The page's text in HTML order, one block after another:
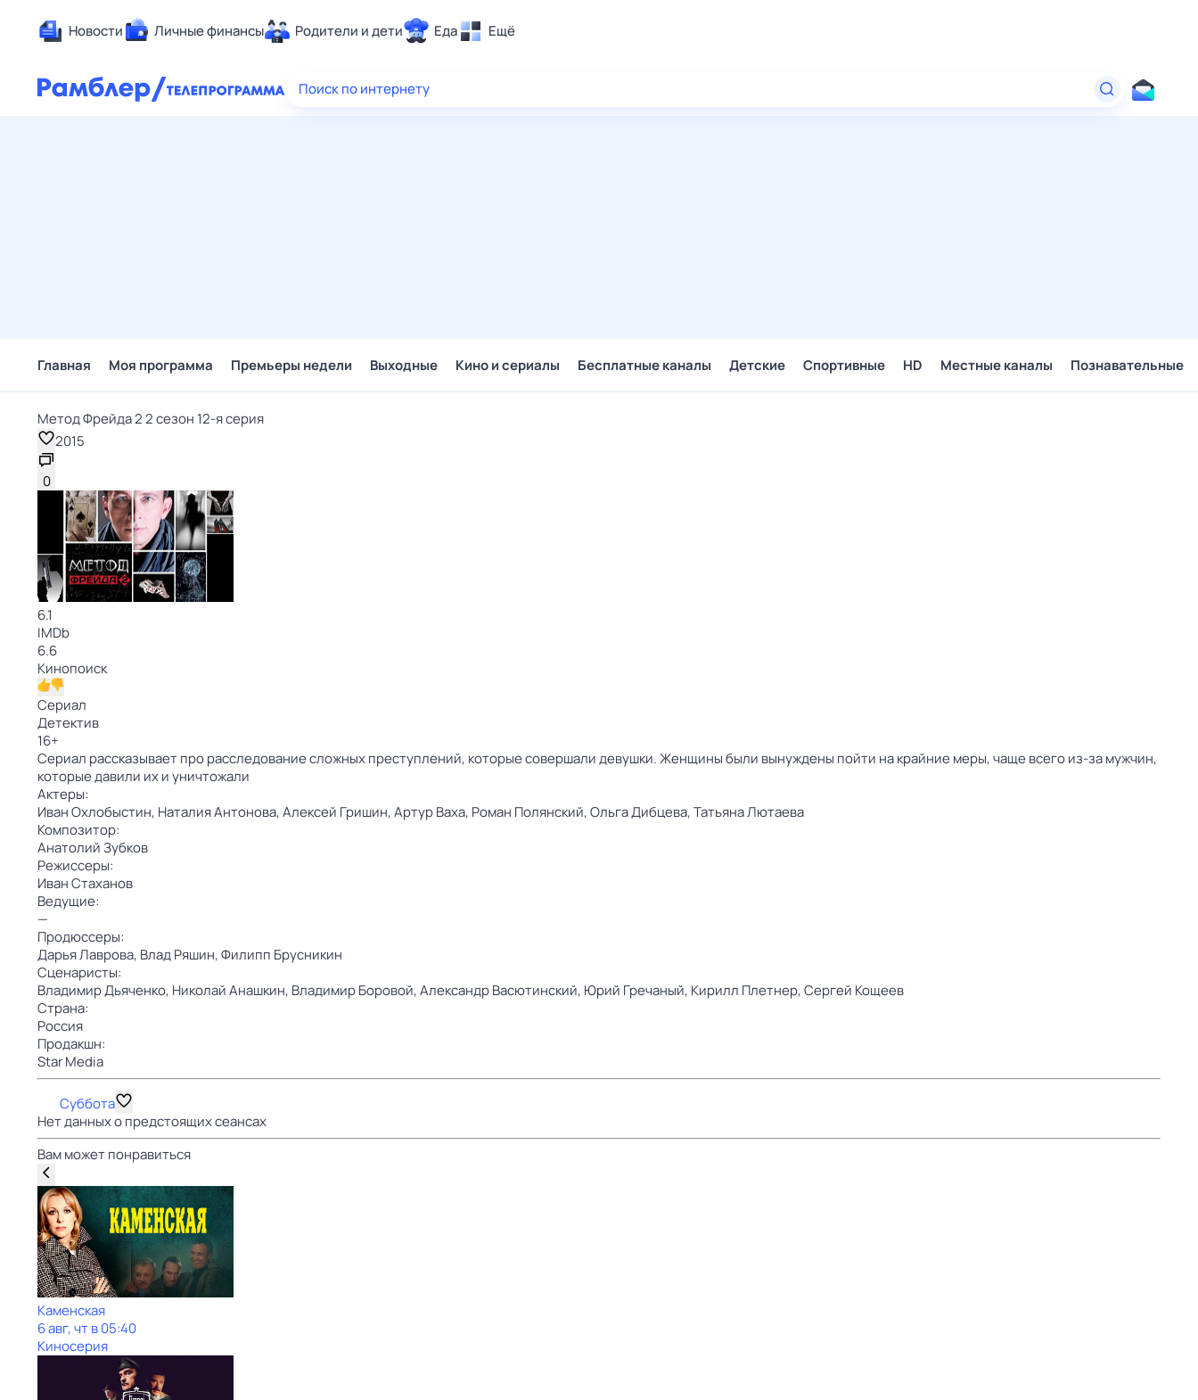
Новости Личные финансы Родители и дети Еда Ещё
Здоровье
Поиск по интернету
Главная Моя программа Премьеры недели Выходные Кино и сериалы Бесплатные каналы Детские Спортивные HD Местные каналы Познавательные
Метод Фрейда 2 2 сезон 12-я серия
2015
0
6.1
IMDb
6.6
Кинопоиск
Сериал
Детектив
16+
Сериал рассказывает про расследование сложных преступлений, которые совершали девушки. Женщины были вынуждены пойти на крайние меры, чаще всего из-за мужчин,
которые давили их и уничтожали
Актеры:
Иван Охлобыстин, Наталия Антонова,Алексей Гришин,Артур Ваха, Роман Полянский,Ольга Дибцева,Татьяна Лютаева
Композитор:
Анатолий Зубков
Режиссеры:
Иван Стаханов
Ведущие:
—
Продюссеры:
Дарья Лаврова, Влад Ряшин,Филипп Брусникин
Сценаристы:
Владимир Дьяченко, Николай Анашкин, Владимир Боровой,Александр Васютинский, Юрий Гречаный, Кирилл Плетнер,Сергей Кощеев
Страна:
Россия
Продакшн:
Star Media
Суббота
Нет данных о предстоящих сеансах
Вам может понравиться
Каменская
6 авг, чт в 05:40
Киносерия